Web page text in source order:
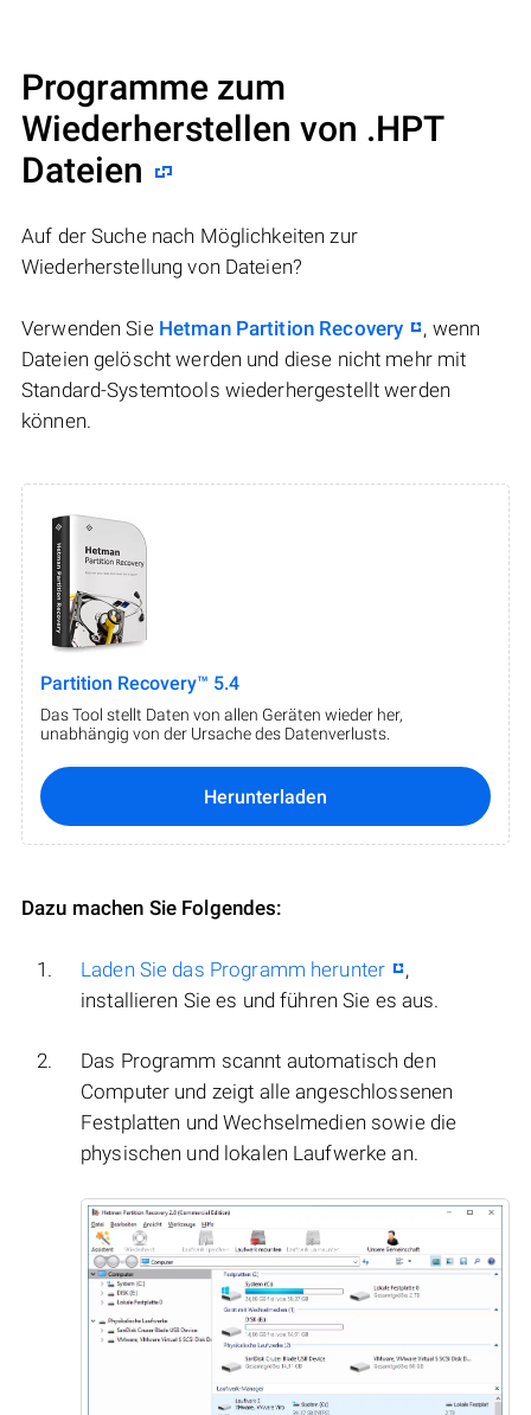
Programme zum
Wiederherstellen von .HPT
Dateien
Auf der Suche nach Möglichkeiten zur
Wiederherstellung von Dateien?
Verwenden Sie Hetman Partition Recovery
, wenn
Dateien gelöscht werden und diese nicht mehr mit
Standard-Systemtools wiederhergestellt werden
können.
Partition Recovery™ 5.4
Das Tool stellt Daten von allen Geräten wieder her,
unabhängig von der Ursache des Datenverlusts.
Herunterladen
Dazu machen Sie Folgendes:
Laden Sie das Programm herunter
,
installieren Sie es und führen Sie es aus.
Das Programm scannt automatisch den
Computer und zeigt alle angeschlossenen
Festplatten und Wechselmedien sowie die
physischen und lokalen Laufwerke an.